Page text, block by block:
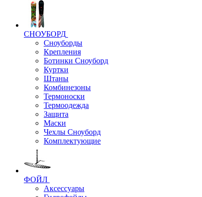
СНОУБОРД
Сноуборды
Крепления
Ботинки Сноуборд
Куртки
Штаны
Комбинезоны
Термоноски
Термоодежда
Защита
Маски
Чехлы Сноуборд
Комплектующие
ФОЙЛ
Аксессуары